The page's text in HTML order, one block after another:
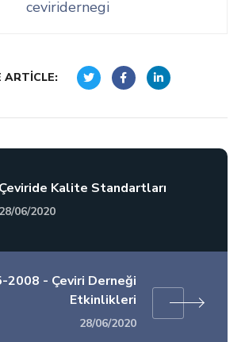
ceviridernegi
ARTICLE:
Çeviride Kalite Standartları
28/06/2020
2008 - Çeviri Derneği
Etkinlikleri
28/06/2020